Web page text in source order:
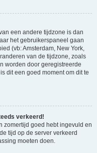
een andere tijdzone is dan
het gebruikerspaneel gaan
(vb: Amsterdam, New York,
van de tijdzone, zoals
worden door geregistreerde
dit een goed moment om dit te
verkeerd!
zomertijd goed hebt ingevuld en
tijd op de server verkeerd
moeten doen.